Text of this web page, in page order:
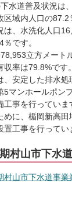
水道普及状況は
区域内人口の87.2
は、水洗化人口
です。
立方メート
率は79.8%です。
、安定した排水
5マンホールポン
事を行っていま
めに、楯岡新高
工事を行ってい
村山市下水
村山市下水道事業